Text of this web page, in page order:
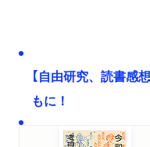
【自由研究、読書
もに！